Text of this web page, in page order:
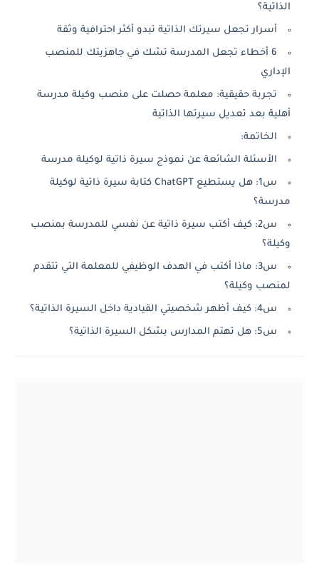
الذاتية؟
أسرار تجعل سيرتك الذاتية تبدو أكثر احترافية وثقة
6 أخطاء تجعل المدرسة تشك في جاهزيتك للمنصب
الإداري
تجربة حقيقية: معلمة حصلت على منصب وكيلة مدرسة
أهلية بعد تعديل سيرتها الذاتية
الخاتمة:
الأسئلة الشائعة عن نموذج سيرة ذاتية لوكيلة مدرسة
س1: هل يستطيع ChatGPT كتابة سيرة ذاتية لوكيلة
مدرسة؟
س2: كيف أكتب سيرة ذاتية عن نفسي للمدرسة بمنصب
وكيلة؟
س3: ماذا أكتب في الهدف الوظيفي للمعلمة التي تتقدم
لمنصب وكيلة؟
س4: كيف أظهر شخصيتي القيادية داخل السيرة الذاتية؟
س5: هل تهتم المدارس بشكل السيرة الذاتية؟